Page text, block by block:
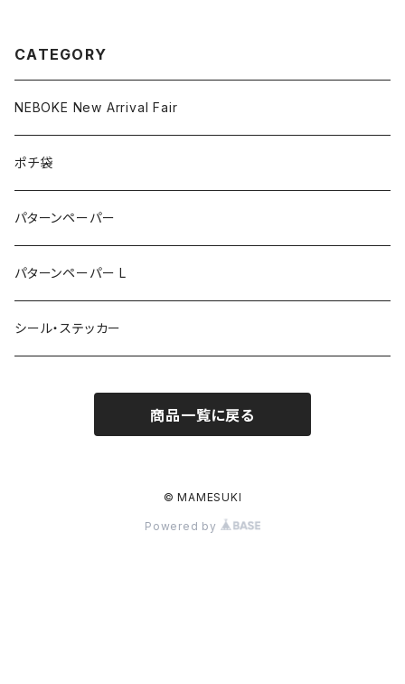
CATEGORY
NEBOKE New Arrival Fair
ポチ袋
パターンペーパー
パターンペーパー L
シール・ステッカー
商品一覧に戻る
© MAMESUKI
Powered by